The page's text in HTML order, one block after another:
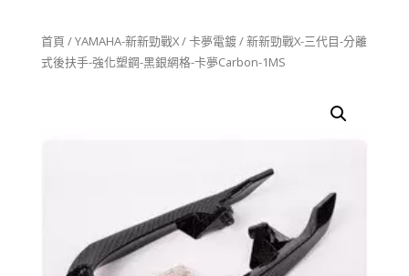
首頁 /YAMAHA-新新勁戰X/卡夢電鍍/ 新新勁戰X-三代目-分離
式後扶手-強化塑鋼-黑銀網格-卡夢Carbon-1MS